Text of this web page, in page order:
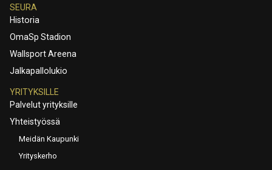
SEURA
Historia
OmaSp Stadion
Wallsport Areena
Jalkapallolukio
YRITYKSILLE
Palvelut yrityksille
Yhteistyössä
Meidän Kaupunki
Yrityskerho